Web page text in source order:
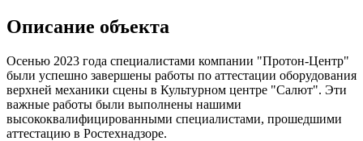
Описание объекта
Осенью 2023 года специалистами компании "Протон-Центр"
были успешно завершены работы по аттестации оборудования
верхней механики сцены в Культурном центре "Салют". Эти
важные работы были выполнены нашими
высококвалифицированными специалистами, прошедшими
аттестацию в Ростехнадзоре.